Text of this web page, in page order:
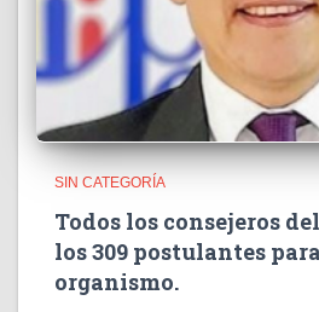
SIN CATEGORÍA
Todos los consejeros
los 309 postulantes
organismo.